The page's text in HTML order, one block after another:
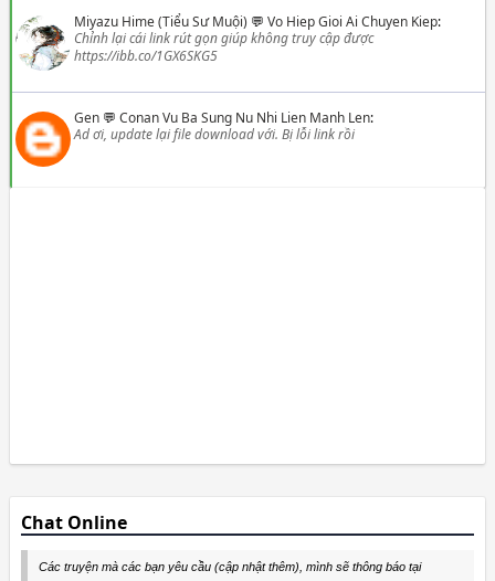
Miyazu Hime (Tiểu Sư Muội) 💬 Vo Hiep Gioi Ai Chuyen Kiep:
Chỉnh lại cái link rút gọn giúp không truy cập được
https://ibb.co/1GX6SKG5
Gen💬 Conan Vu Ba Sung Nu Nhi Lien Manh Len:
Ad ơi, update lại file download với. Bị lỗi link rồi
Chat Online
Các truyện mà các bạn yêu cầu (cập nhật thêm), mình sẽ thông báo tại